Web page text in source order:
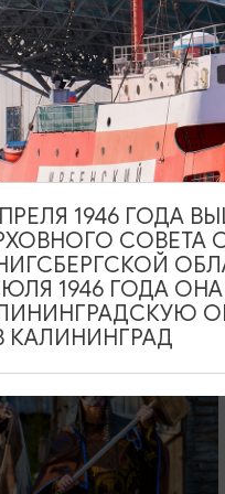
23:00, 20:00
«Кауп»
1946 ГОДА
СОВЕТА
1946 ГОДА
КАЛИНИНГРАД